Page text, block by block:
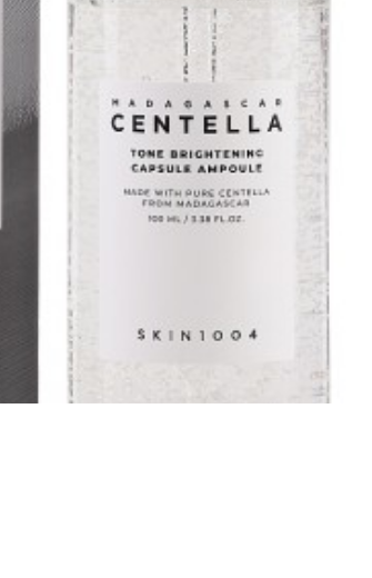
СПФ захист для дітей
Для зони повік
Всі товари